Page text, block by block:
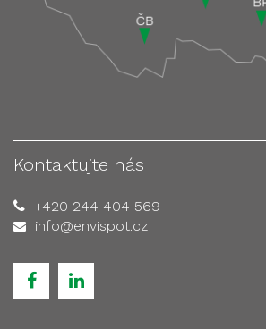
Kontaktujte nás
+420 244 404 569
info@envispot.cz